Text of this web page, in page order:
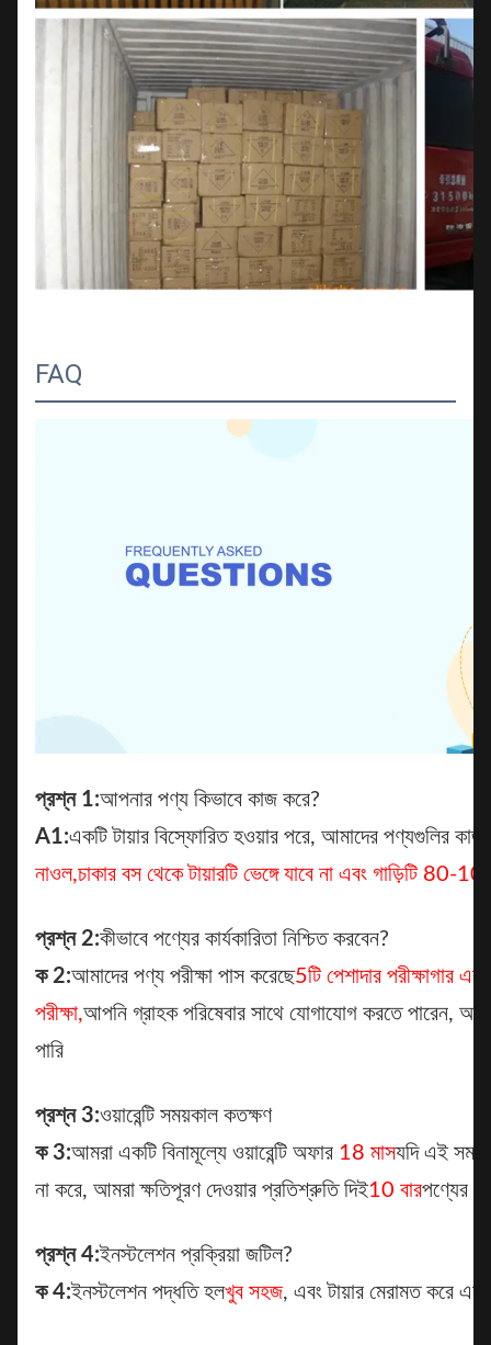
FAQ
প্রশ্ন 1:আপনার পণ্য কিভাবে কাজ করে?
A1:একটি টায়ার বিস্ফোরিত হওয়ার পরে, আমাদের পণ্যগুলির
নাওল,চাকার বস থেকে টায়ারটি ভেঙ্গে যাবে না এবং গাড়িটি 80-
প্রশ্ন 2:কীভাবে পণ্যের কার্যকারিতা নিশ্চিত করবেন?
ক 2:আমাদের পণ্য পরীক্ষা পাস করেছে5টি পেশাদার পরীক্ষাগার
পরীক্ষা,আপনি গ্রাহক পরিষেবার সাথে যোগাযোগ করতে পারেন,
পারি
প্রশ্ন 3:ওয়ারেন্টি সময়কাল কতক্ষণ
ক 3:আমরা একটি বিনামূল্যে ওয়ারেন্টি অফার 18 মাসযদি এই সময়ে
না করে, আমরা ক্ষতিপূরণ দেওয়ার প্রতিশ্রুতি দিই10 বারপণ্যের
প্রশ্ন 4:ইনস্টলেশন প্রক্রিয়া জটিল?
ক 4:ইনস্টলেশন পদ্ধতি হলখুব সহজ, এবং টায়ার মেরামত করে